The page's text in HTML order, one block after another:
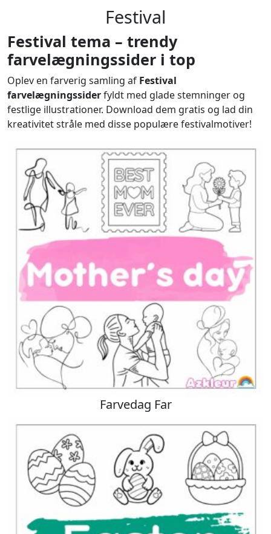
Festival
Festival tema – trendy
farvelægningssider i top
Oplev en farverig samling af Festival
farvelægningssiderfyldt med glade stemninger og
festlige illustrationer. Download dem gratis og lad din
kreativitet stråle med disse populære festivalmotiver!
Farvedag Far